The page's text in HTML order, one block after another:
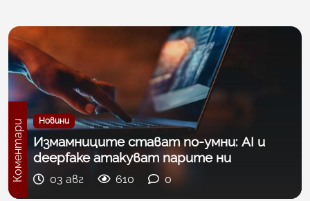
Новини
Коментари
Измамниците стават по-умни: AI и
deepfake атакуват парите ни
03 авг 610 0